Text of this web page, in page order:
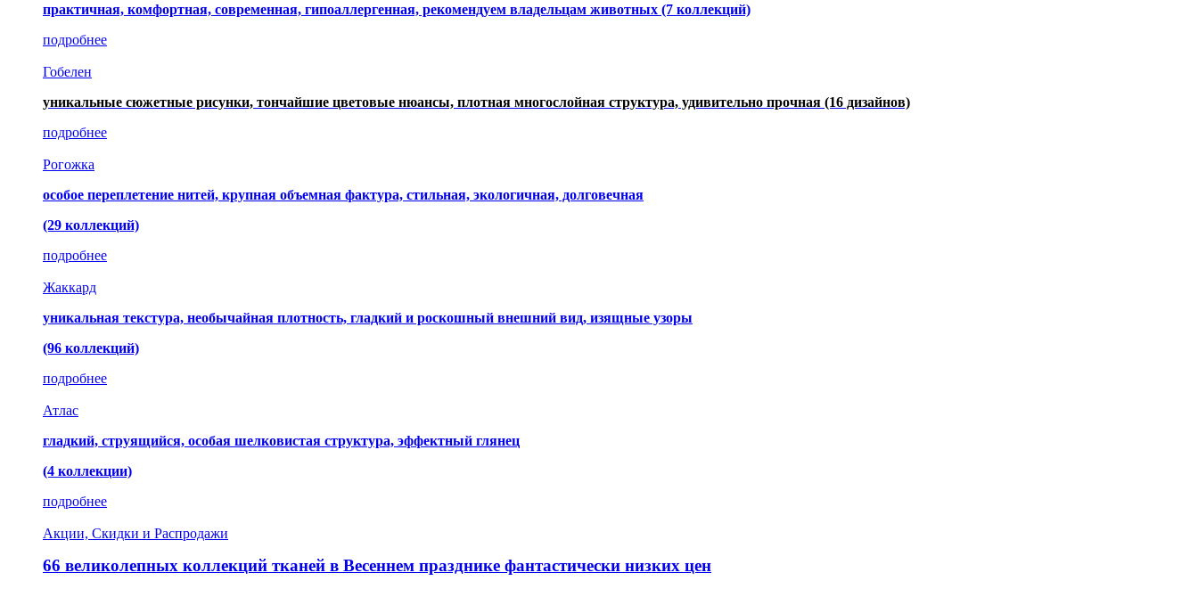
практичная, комфортная, современная, гипоаллергенная, рекомендуем владельцам животных (7 коллекций)
подробнее
Гобелен
уникальные сюжетные рисунки, тончайшие цветовые нюансы, плотная многослойная структура, удивительно прочная (16 дизайнов)
подробнее
Рогожка
особое переплетение нитей, крупная объемная фактура, стильная, экологичная, долговечная
(29 коллекций)
подробнее
Жаккард
уникальная текстура, необычайная плотность, гладкий и роскошный внешний вид, изящные узоры
(96 коллекций)
подробнее
Атлас
гладкий, струящийся, особая шелковистая структура, эффектный глянец
(4 коллекции)
подробнее
Акции, Скидки и Распродажи
66 великолепных коллекций тканей в Весеннем празднике фантастически низких цен